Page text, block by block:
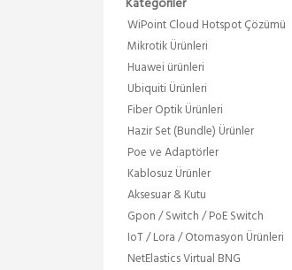
WiPoint Cloud Hotspot Çözümü
Mikrotik Ürünleri
Huawei ürünleri
Ubiquiti Ürünleri
Fiber Optik Ürünleri
Hazir Set (Bundle) Ürünler
Poe ve Adaptörler
Kablosuz Ürünler
Aksesuar & Kutu
Gpon / Switch / PoE Switch
IoT / Lora / Otomasyon Ürünleri
NetElastics Virtual BNG